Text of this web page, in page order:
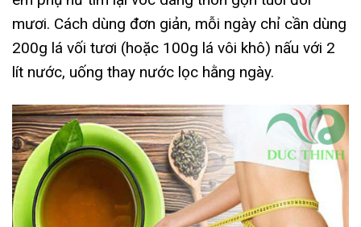
mươi. Cách dùng đơn giản, mỗi ngày chỉ cần dùng
200g lá vối tươi (hoặc 100g lá vôi khô) nấu với 2
lít nước, uống thay nước lọc hằng ngày.